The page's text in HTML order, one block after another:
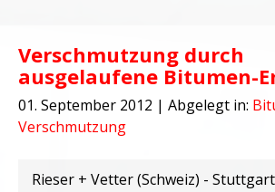
Verschmutzung durch
ausgelaufene Bitumen-
01. September 2012 | Abgelegt in:
Verschmutzung
Rieser + Vetter (Schweiz) - Stuttgart